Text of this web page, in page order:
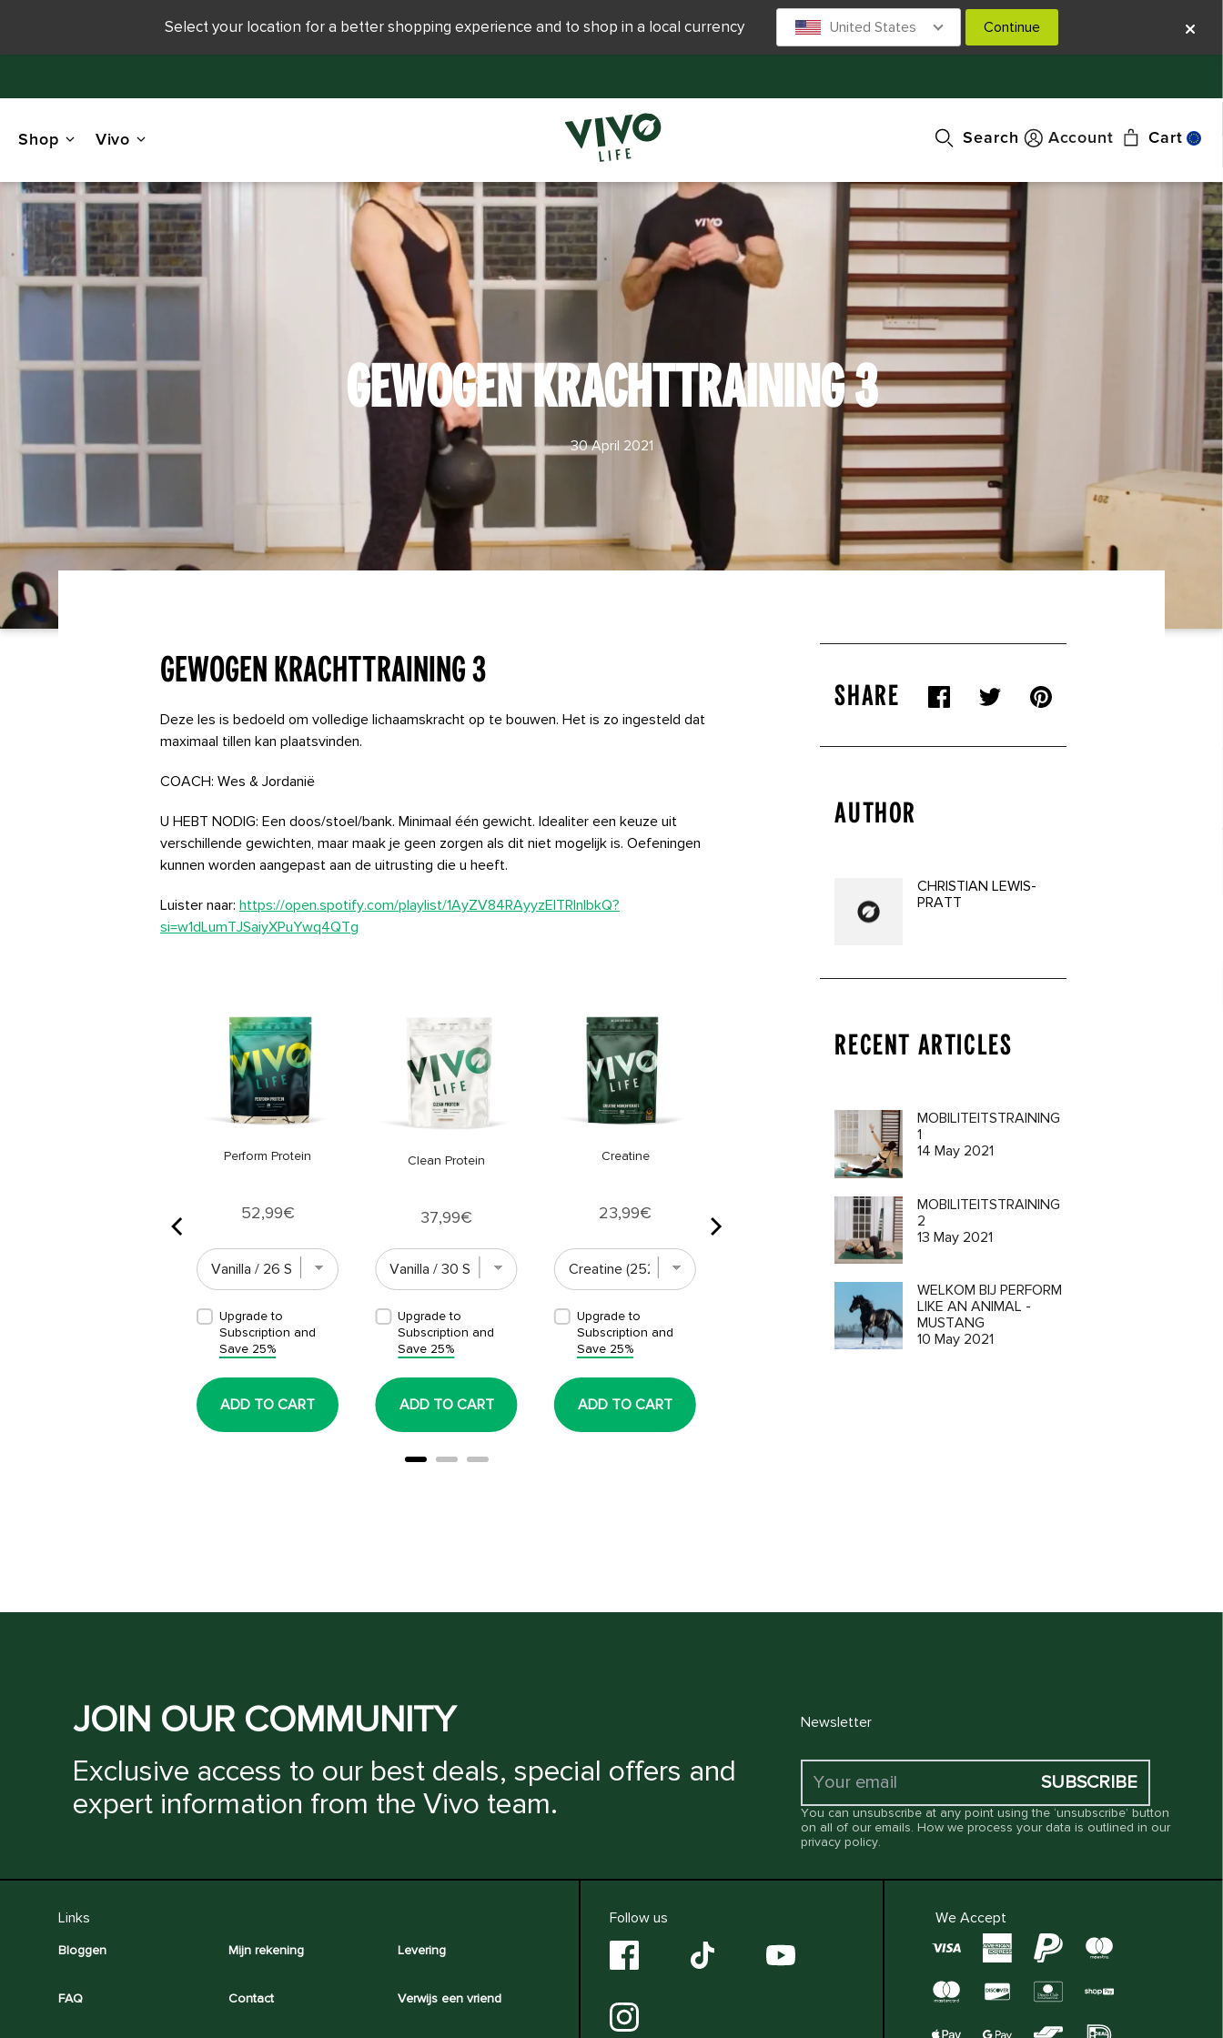
Shop Vivo Search Account Cart
GEWOGEN KRACHTTRAINING 3
30 April 2021
Gewogen krachttraining 3
Deze les is bedoeld om volledige lichaamskracht op te bouwen. Het is zo ingesteld dat
maximaal tillen kan plaatsvinden.
COACH: Wes & Jordanië
U HEBT NODIG: Een doos/stoel/bank. Minimaal één gewicht. Idealiter een keuze uit
verschillende gewichten, maar maak je geen zorgen als dit niet mogelijk is. Oefeningen
kunnen worden aangepast aan de uitrusting die u heeft.
Luister naar: https://open.spotify.com/playlist/1AyZV84RAyyzEITRlnlbkQ?
si=w1dLumTJSaiyXPuYwq4QTg
Perform Protein
Price
52,99€
Upgrade to
Subscription and
Save 25%
ADD TO CART
Clean Protein
Price
37,99€
Upgrade to
Subscription and
Save 25%
ADD TO CART
Creatine
Price
23,99€
Upgrade to
Subscription and
Save 25%
ADD TO CART
Subscription and
SHARE
AUTHOR
CHRISTIAN LEWIS-
PRATT
RECENT ARTICLES
MOBILITEITSTRAINING
1
14 May 2021
MOBILITEITSTRAINING
2
13 May 2021
WELKOM BIJ PERFORM
LIKE AN ANIMAL -
MUSTANG
10 May 2021
JOIN OUR COMMUNITY
Exclusive access to our best deals, special offers and
expert information from the Vivo team.
Newsletter
SUBSCRIBE
You can unsubscribe at any point using the ‘unsubscribe’ button
on all of our emails. How we process your data is outlined in our
privacy policy.
Links
Bloggen Mijn rekening Levering
FAQ Contact Verwijs een vriend
Follow us We Accept
Select your location for a better shopping experience and to shop in a local currency United States Continue